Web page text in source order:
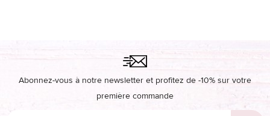
Abonnez-vous à notre newsletter et profitez de -10% sur votre
première commande